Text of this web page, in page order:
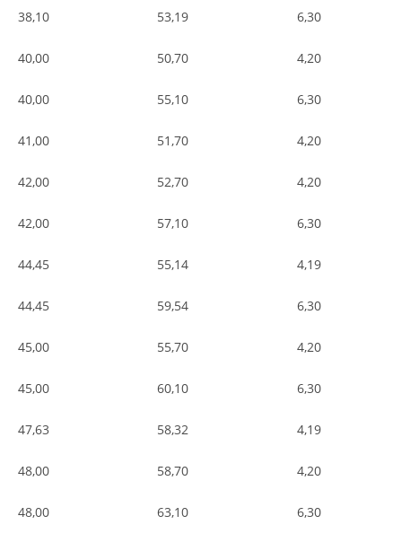
38,10 53,19 6,30
40,00 50,70 4,20
40,00 55,10 6,30
41,00 51,70 4,20
42,00 52,70 4,20
42,00 57,10 6,30
44,45 55,14 4,19
44,45 59,54 6,30
45,00 55,70 4,20
45,00 60,10 6,30
47,63 58,32 4,19
48,00 58,70 4,20
48,00 63,10 6,30